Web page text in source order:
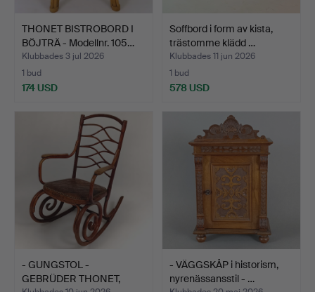
THONET BISTROBORD I
BÖJTRÄ - Modellnr. 105…
Klubbades 3 jul 2026
1 bud
174 USD
Soffbord i form av kista,
trästomme klädd …
Klubbades 11 jun 2026
1 bud
578 USD
- GUNGSTOL -
GEBRÜDER THONET,
- VÄGGSKÅP i historism,
nyrenässansstil - …